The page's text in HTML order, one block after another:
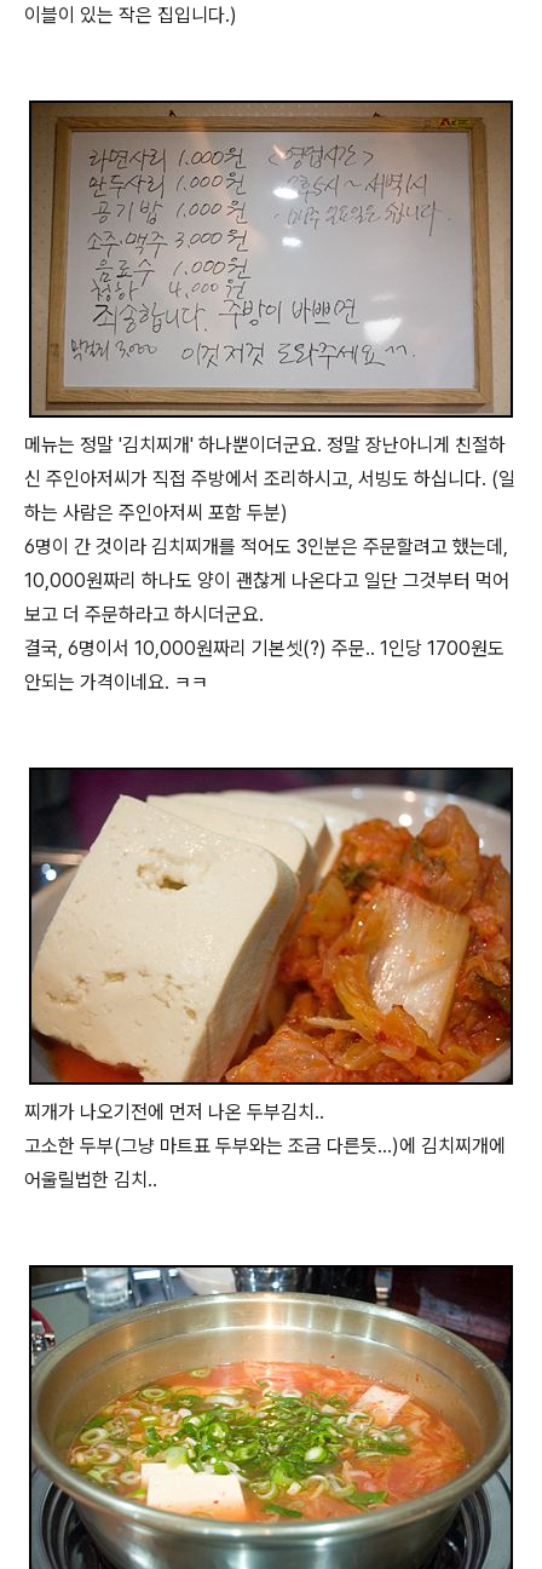
이블이 있는 작은 집입니다.)
메뉴는 정말 '김치찌개' 하나뿐이더군요. 정말 장난아니게 친절하
신 주인아저씨가 직접 주방에서 조리하시고, 서빙도 하십니다. (일
하는 사람은 주인아저씨 포함 두분)
6명이 간 것이라 김치찌개를 적어도 3인분은 주문할려고 했는데,
10,000원짜리 하나도 양이 괜찮게 나온다고 일단 그것부터 먹어
보고 더 주문하라고 하시더군요.
결국, 6명이서 10,000원짜리 기본셋(?) 주문.. 1인당 1700원도
안되는 가격이네요. ㅋㅋ
찌개가 나오기전에 먼저 나온 두부김치..
고소한 두부(그냥 마트표 두부와는 조금 다른듯...)에 김치찌개에
어울릴법한 김치..